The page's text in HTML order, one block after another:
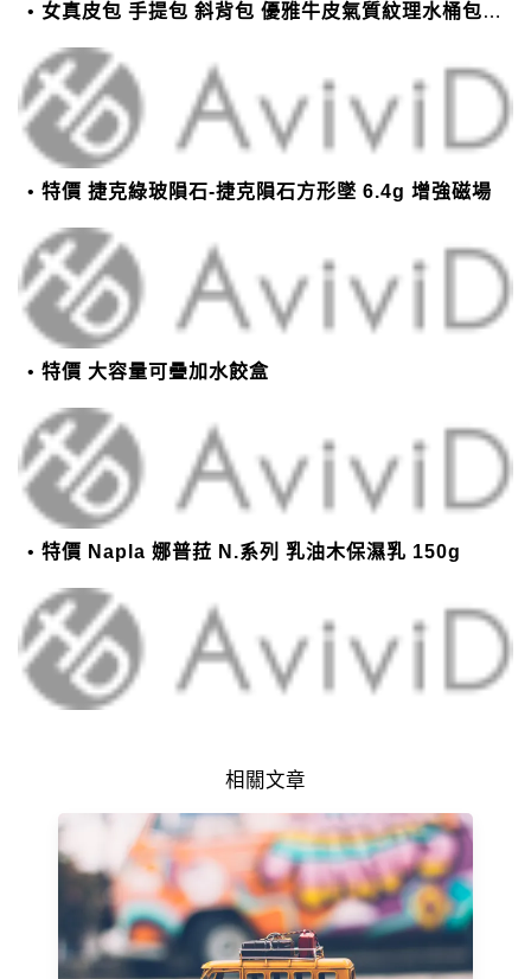
女真皮包 手提包 斜背包 優雅牛皮氣質紋理水桶包(2色)【XBO7950112】＊艾美時尚(現+預)
特價 捷克綠玻隕石-捷克隕石方形墜 6.4g 增強磁場
特價 大容量可疊加水餃盒
特價 Napla 娜普菈 N.系列 乳油木保濕乳 150g
相關文章